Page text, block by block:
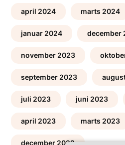
april 2024 marts 2024
januar 2024 december
november 2023
september 2023
juli 2023 juni 2023
april 2023 marts 2023
december 2022